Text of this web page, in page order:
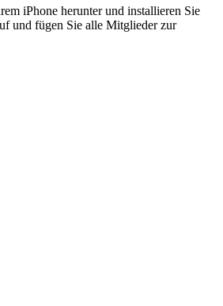
iPhone herunter und installieren Sie
und fügen Sie alle Mitglieder zur